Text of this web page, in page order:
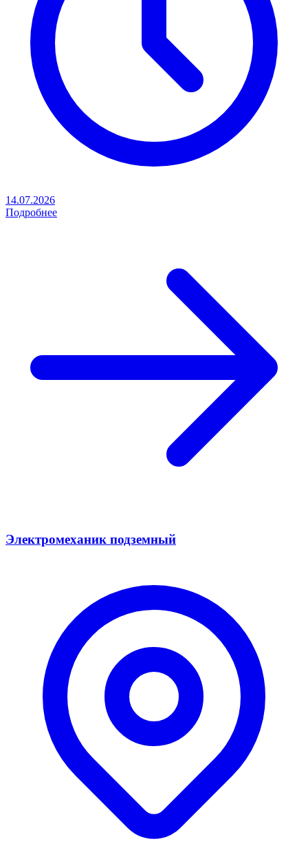
14.07.2026
Подробнее
Электромеханик подземный